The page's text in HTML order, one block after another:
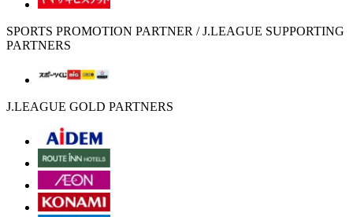
SPORTS PROMOTION PARTNER / J.LEAGUE SUPPORTING
PARTNERS
J.LEAGUE GOLD PARTNERS